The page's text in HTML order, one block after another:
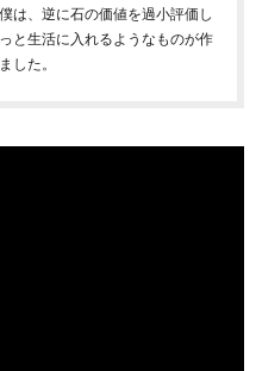
は、逆に石の価値を過小評価し
と生活に入れるようなものが作
した。